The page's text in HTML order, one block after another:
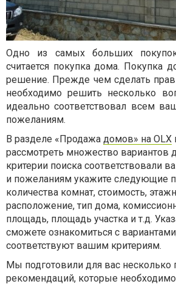
Одно из самых больших
считается покупка дома. Покупка
решение. Прежде чем сделать
необходимо решить несколько
идеально соответствовал всем
пожеланиям.
В разделе «Продажа домов» на OLX
рассмотреть множество вариантов
критерии поиска соответствовали
и пожеланиям укажите следующие
количества комнат, стоимость,
расположение, тип дома,
площадь, площадь участка и т.д.
сможете ознакомиться с
соответствуют вашим критериям.
Мы подготовили для вас несколько
рекомендаций, которые